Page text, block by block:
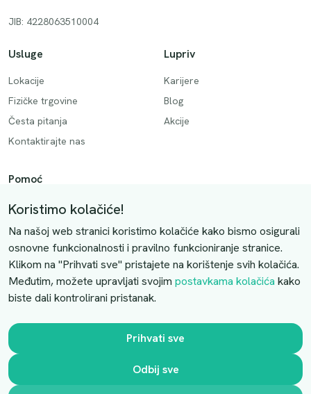
JIB: 4228063510004
Usluge
Lokacije
Fizičke trgovine
Česta pitanja
Kontaktirajte nas
Lupriv
Karijere
Blog
Akcije
Pomoć
Način plaćanja
Dostava
Povrati i otkazivanje
Uslovi kupovine
Kontaktirajte nas
Slobodno nas kontaktirajte putem e-maila:
luprivpharm@luprivpharm.com
Ova stranica je zaštićena reCAPTCHA sustavom
Koristimo kolačiće!
Na našoj web stranici koristimo kolačiće kako bismo osigurali
osnovne funkcionalnosti i pravilno funkcioniranje stranice.
Klikom na "Prihvati sve" pristajete na korištenje svih kolačića.
Međutim, možete upravljati svojim postavkama kolačića kako
biste dali kontrolirani pristanak.
Prihvati sve
Odbij sve